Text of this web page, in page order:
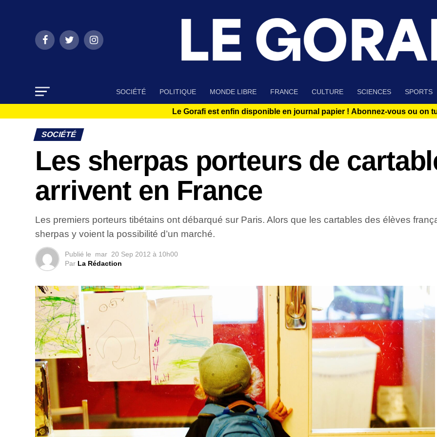
SOCIÉTÉ POLITIQUE MONDE LIBRE FRANCE CULTURE SCIENCES SPORTS
Le Gorafi est enfin disponible en journal papier ! Abonnez-vous ou on
SOCIÉTÉ
Les sherpas porteurs de
arrivent en France
Les premiers porteurs tibétains ont débarqué sur Paris. Alors que les cartables des élèves
sherpas y voient la possibilité d’un marché.
Publié le mar 20 Sep 2012 à 10h00
Par La Rédaction